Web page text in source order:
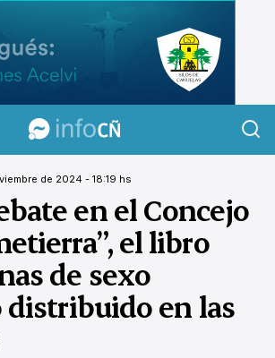
InfoCañuelas
de 2024 - 18:19 hs
en el Concejo
el libro
de sexo
en las